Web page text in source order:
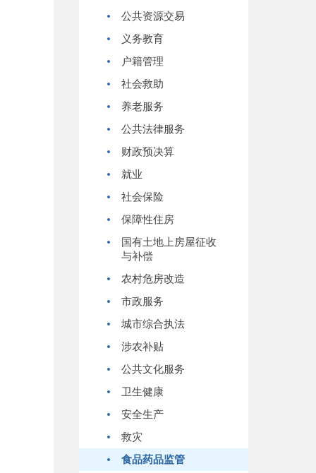
公共资源交易
义务教育
户籍管理
社会救助
养老服务
公共法律服务
财政预决算
就业
社会保险
保障性住房
国有土地上房屋征收
与补偿
农村危房改造
市政服务
城市综合执法
涉农补贴
公共文化服务
卫生健康
安全生产
救灾
食品药品监管